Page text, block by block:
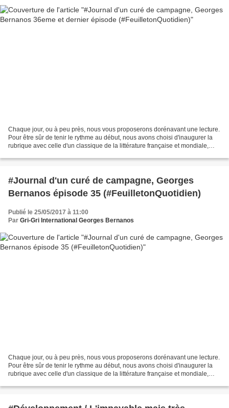
Chaque jour, ou à peu près, nous vous proposerons dorénavant une lecture.
Pour être sûr de tenir le rythme au début, nous avons choisi d'inaugurer la
rubrique avec celle d'un classique de la littérature française et mondiale,
#Journal d'un curé de campagne, Georges
Bernanos épisode 35 (#FeuilletonQuotidien)
Publié le 25/05/2017 à 11:00
Par Gri-Gri International Georges Bernanos
Chaque jour, ou à peu près, nous vous proposerons dorénavant une lecture.
Pour être sûr de tenir le rythme au début, nous avons choisi d'inaugurer la
rubrique avec celle d'un classique de la littérature française et mondiale,